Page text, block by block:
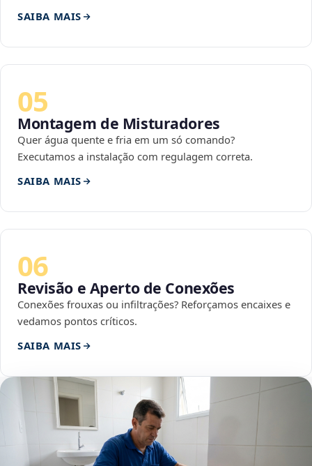
SAIBA MAIS
05
Montagem de Misturadores
Quer água quente e fria em um só comando?
Executamos a instalação com regulagem correta.
SAIBA MAIS
06
Revisão e Aperto de Conexões
Conexões frouxas ou infiltrações? Reforçamos encaixes e
vedamos pontos críticos.
SAIBA MAIS